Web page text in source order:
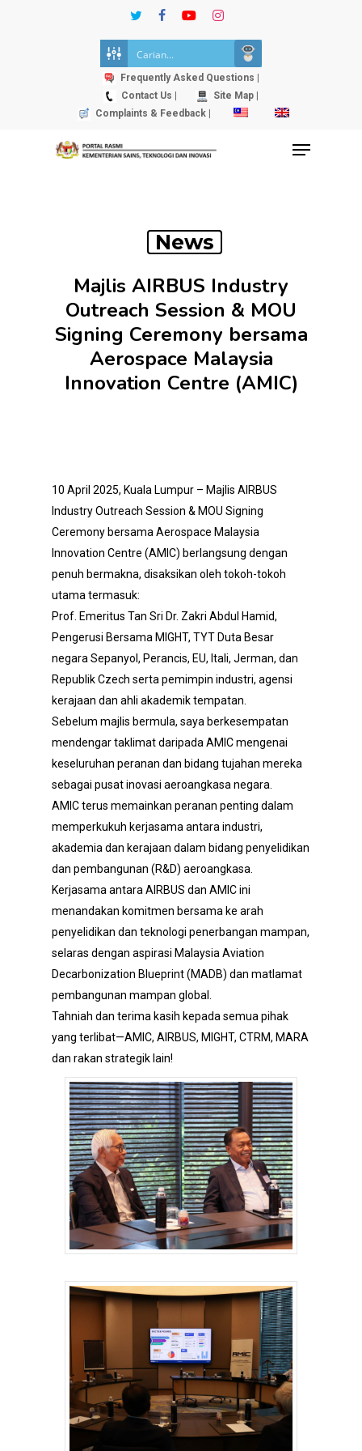
twitterfacebookyoutubeinstagram
Frequently Asked Questions |
Contact Us |
Site Map |
Complaints & Feedback |
Menu
News
Majlis AIRBUS Industry
Outreach Session & MOU
Signing Ceremony bersama
Aerospace Malaysia
Innovation Centre (AMIC)
10 April 2025, Kuala Lumpur – Majlis AIRBUS
Industry Outreach Session & MOU Signing
Ceremony bersama Aerospace Malaysia
Innovation Centre (AMIC) berlangsung dengan
penuh bermakna, disaksikan oleh tokoh-tokoh
utama termasuk:
Prof. Emeritus Tan Sri Dr. Zakri Abdul Hamid,
Pengerusi Bersama MIGHT, TYT Duta Besar
negara Sepanyol, Perancis, EU, Itali, Jerman, dan
Republik Czech serta pemimpin industri, agensi
kerajaan dan ahli akademik tempatan.
Sebelum majlis bermula, saya berkesempatan
mendengar taklimat daripada AMIC mengenai
keseluruhan peranan dan bidang tujahan mereka
sebagai pusat inovasi aeroangkasa negara.
AMIC terus memainkan peranan penting dalam
memperkukuh kerjasama antara industri,
akademia dan kerajaan dalam bidang penyelidikan
dan pembangunan (R&D) aeroangkasa.
Kerjasama antara AIRBUS dan AMIC ini
menandakan komitmen bersama ke arah
penyelidikan dan teknologi penerbangan mampan,
selaras dengan aspirasi Malaysia Aviation
Decarbonization Blueprint (MADB) dan matlamat
pembangunan mampan global.
Tahniah dan terima kasih kepada semua pihak
yang terlibat—AMIC, AIRBUS, MIGHT, CTRM, MARA
dan rakan strategik lain!